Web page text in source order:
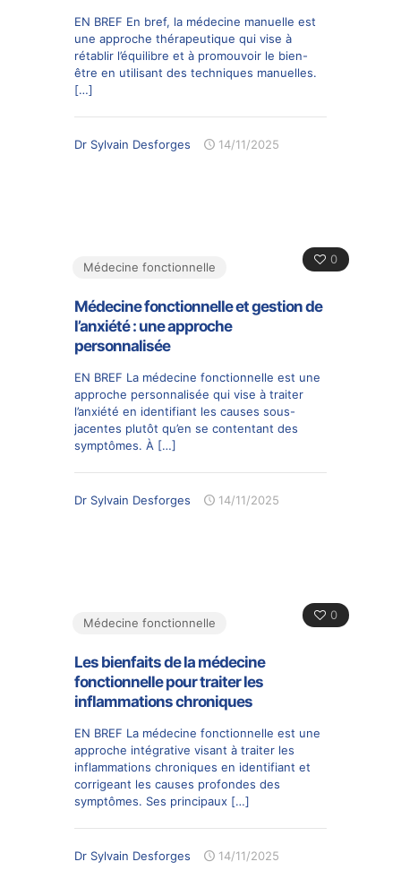
EN BREF En bref, la médecine manuelle est
une approche thérapeutique qui vise à
rétablir l’équilibre et à promouvoir le bien-
être en utilisant des techniques manuelles.
[…]
Dr Sylvain Desforges 14/11/2025
0
Médecine fonctionnelle
Médecine fonctionnelle et gestion de
l’anxiété : une approche
personnalisée
EN BREF La médecine fonctionnelle est une
approche personnalisée qui vise à traiter
l’anxiété en identifiant les causes sous-
jacentes plutôt qu’en se contentant des
symptômes. À […]
Dr Sylvain Desforges 14/11/2025
0
Médecine fonctionnelle
Les bienfaits de la médecine
fonctionnelle pour traiter les
inflammations chroniques
EN BREF La médecine fonctionnelle est une
approche intégrative visant à traiter les
inflammations chroniques en identifiant et
corrigeant les causes profondes des
symptômes. Ses principaux […]
Dr Sylvain Desforges 14/11/2025